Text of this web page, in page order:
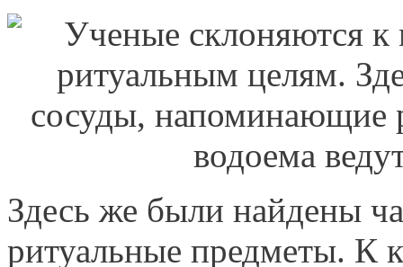
Здесь же были найдены
ритуальные предметы. К